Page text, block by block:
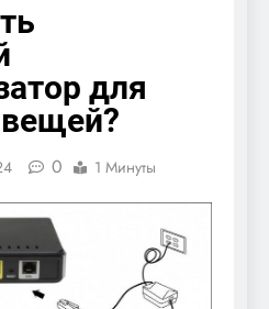
для
0 1 Минуты